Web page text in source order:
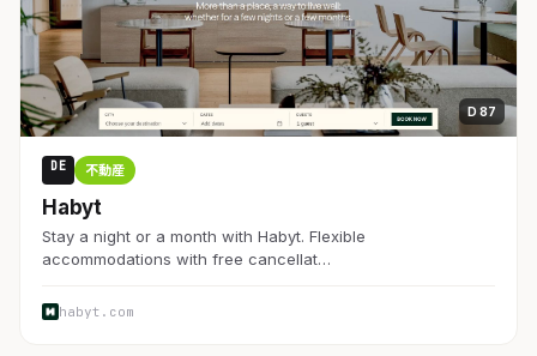
D 87
DE 不動産
Habyt
Stay a night or a month with Habyt. Flexible
accommodations with free cancellat…
habyt.com